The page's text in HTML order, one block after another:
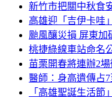
新竹市把關中秋食
高雄迎「吉伊卡哇
颱風釀災損 屏東加
桃捷綠線車站命名
苗栗開春將連辦2
醫師：身高遺傳占
「高雄聖誕生活節